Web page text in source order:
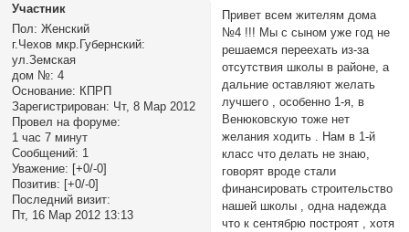
Участник
Пол: Женский
г.Чехов мкр.Губернский:
ул.Земская
дом №: 4
Основание: КПРП
Зарегистрирован: Чт, 8 Мар 2012
Провел на форуме:
1 час 7 минут
Сообщений: 1
Уважение: [+0/-0]
Позитив: [+0/-0]
Последний визит:
Пт, 16 Мар 2012 13:13
Привет всем жителям дома
№4 !!! Мы с сыном уже год не
решаемся переехать из-за
отсутствия школы в районе, а
дальние оставляют желать
лучшего , особенно 1-я, в
Венюковскую тоже нет
желания ходить . Нам в 1-й
класс что делать не знаю,
говорят вроде стали
финансировать строительство
нашей школы , одна надежда
что к сентябрю построят , хотя